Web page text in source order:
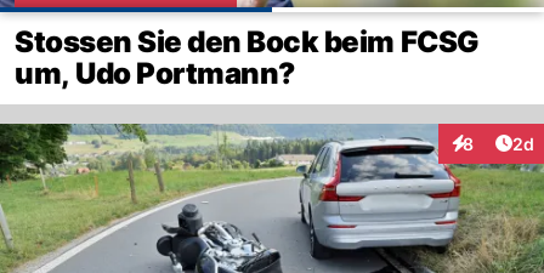
Stossen Sie den Bock beim FCSG
um, Udo Portmann?
8 2d